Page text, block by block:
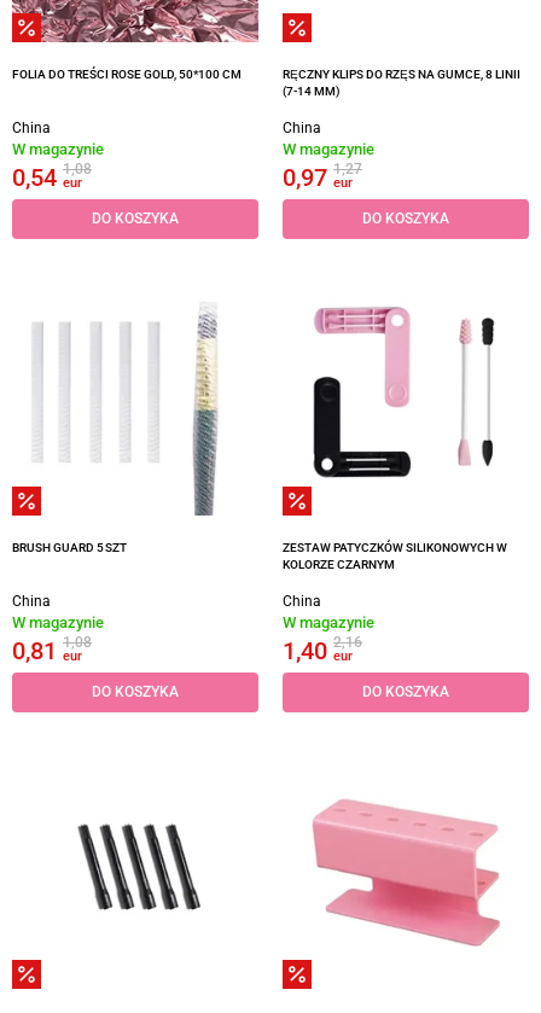
FOLIA DO TREŚCI ROSE GOLD, 50*100 CM
China
W magazynie
0,54 1,08
eur
DO KOSZYKA
RĘCZNY KLIPS DO RZĘS NA GUMCE, 8 LINII
(7-14 MM)
China
W magazynie
0,97 1,27
eur
DO KOSZYKA
BRUSH GUARD 5 SZT
China
W magazynie
0,81 1,08
eur
DO KOSZYKA
ZESTAW PATYCZKÓW SILIKONOWYCH W
KOLORZE CZARNYM
China
W magazynie
1,40 2,16
eur
DO KOSZYKA